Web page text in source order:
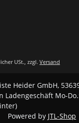
USt., zzgl. Versand
Heider GmbH,
Mo-
Powered by JTL-Shop